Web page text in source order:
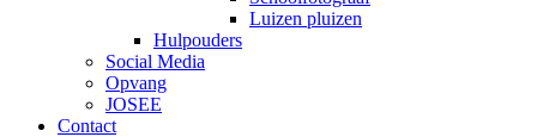
Luizen pluizen
Hulpouders
Social Media
Opvang
JOSEE
Contact